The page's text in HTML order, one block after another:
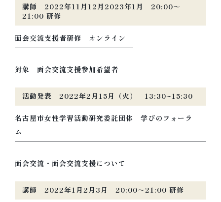
講師 2022年11月12月2023年1月 20:00～
21:00 研修
面会交流支援者研修 オンライン
対象 面会交流支援参加希望者
活動発表 2022年2月15月（火） 13:30~15:30
名古屋市女性学習活動研究委託団体 学びのフォーラ
ム
面会交流・面会交流支援について
講師 2022年1月2月3月 20:00～21:00 研修